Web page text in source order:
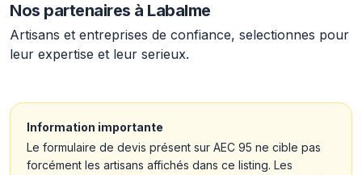
Nos partenaires à Labalme
Artisans et entreprises de confiance, selectionnes pour
leur expertise et leur serieux.
Information importante
Le formulaire de devis présent sur AEC 95 ne cible pas
forcément les artisans affichés dans ce listing. Les